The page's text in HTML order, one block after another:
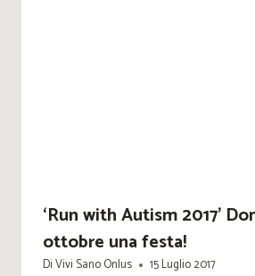
‘Run with Autism 2017’
ottobre una festa!
DiVivi Sano Onlus 15 Luglio 2017